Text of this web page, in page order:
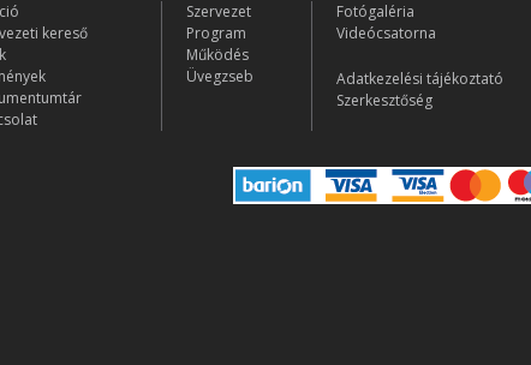
kereső
Szervezet
Program
Működés
Üvegzseb
Fotógaléria
Videócsatorna
Adatkezelési tájékoztató
Szerkesztőség